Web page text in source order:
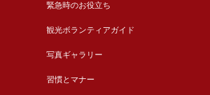
緊急時のお役立ち
観光ボランティアガイド
写真ギャラリー
習慣とマナー